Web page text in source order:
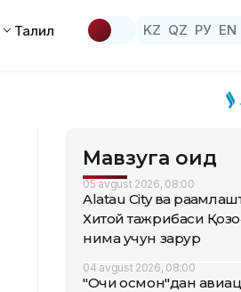
Таҳлил KZ QZ РУ EN
Мавзуга оид
05 avgust 2026, 08:00
Alatau City ва
Хитой тажрибаси
нима учун зарур
04 avgust 2026, 08:00
"Очиқ осмон"дан